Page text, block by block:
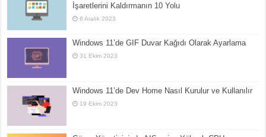
İşaretlerini Kaldırmanın 10 Yolu
6 Aralık 2023
Windows 11’de GIF Duvar Kağıdı Olarak Ayarlama
31 Ekim 2023
Windows 11’de Dev Home Nasıl Kurulur ve Kullanılır
19 Ekim 2023